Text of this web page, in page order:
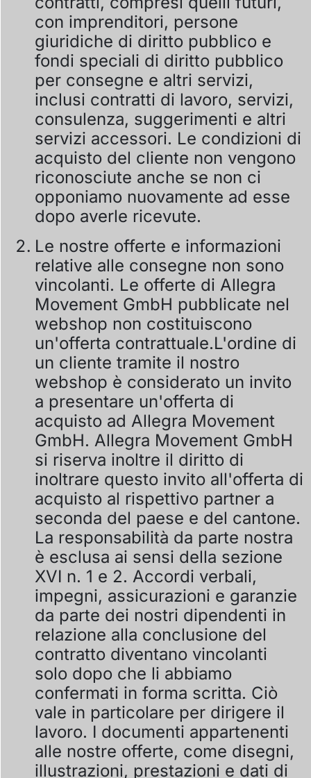
con imprenditori, persone
giuridiche di diritto pubblico e
fondi speciali di diritto pubblico
per consegne e altri servizi,
inclusi contratti di lavoro, servizi,
consulenza, suggerimenti e altri
servizi accessori. Le condizioni di
acquisto del cliente non vengono
riconosciute anche se non ci
opponiamo nuovamente ad esse
dopo averle ricevute.
Le nostre offerte e informazioni
relative alle consegne non sono
vincolanti. Le offerte di Allegra
Movement GmbH pubblicate nel
webshop non costituiscono
un'offerta contrattuale.L'ordine di
un cliente tramite il nostro
webshop è considerato un invito
a presentare un'offerta di
acquisto ad Allegra Movement
GmbH. Allegra Movement GmbH
si riserva inoltre il diritto di
inoltrare questo invito all'offerta di
acquisto al rispettivo partner a
seconda del paese e del cantone.
La responsabilità da parte nostra
è esclusa ai sensi della sezione
XVI n. 1 e 2. Accordi verbali,
impegni, assicurazioni e garanzie
da parte dei nostri dipendenti in
relazione alla conclusione del
contratto diventano vincolanti
solo dopo che li abbiamo
confermati in forma scritta. Ciò
vale in particolare per dirigere il
lavoro. I documenti appartenenti
alle nostre offerte, come disegni,
illustrazioni, prestazioni e dati di